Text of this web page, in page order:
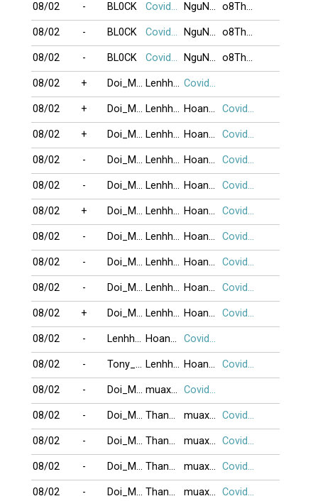
08/02 - BL0CK Covid19 NguNhuBo o8Than_Bai8o
08/02 - BL0CK Covid19 NguNhuBo o8Than_Bai8o
08/02 - BL0CK Covid19 NguNhuBo o8Than_Bai8o
08/02 + Doi_Mong Lenhho_xung Covid19
08/02 + Doi_Mong Lenhho_xung HoangHuong Covid19
08/02 + Doi_Mong Lenhho_xung HoangHuong Covid19
08/02 - Doi_Mong Lenhho_xung HoangHuong Covid19
08/02 - Doi_Mong Lenhho_xung HoangHuong Covid19
08/02 + Doi_Mong Lenhho_xung HoangHuong Covid19
08/02 - Doi_Mong Lenhho_xung HoangHuong Covid19
08/02 - Doi_Mong Lenhho_xung HoangHuong Covid19
08/02 - Doi_Mong Lenhho_xung HoangHuong Covid19
08/02 + Doi_Mong Lenhho_xung HoangHuong Covid19
08/02 - Lenhho_xung HoangHuong Covid19
08/02 - Tony_Swat114 Lenhho_xung HoangHuong Covid19
08/02 - Doi_Mong muaxuan08 Covid19
08/02 - Doi_Mong ThanThuaBai muaxuan08 Covid19
08/02 - Doi_Mong ThanThuaBai muaxuan08 Covid19
08/02 - Doi_Mong ThanThuaBai muaxuan08 Covid19
08/02 - Doi_Mong ThanThuaBai muaxuan08 Covid19